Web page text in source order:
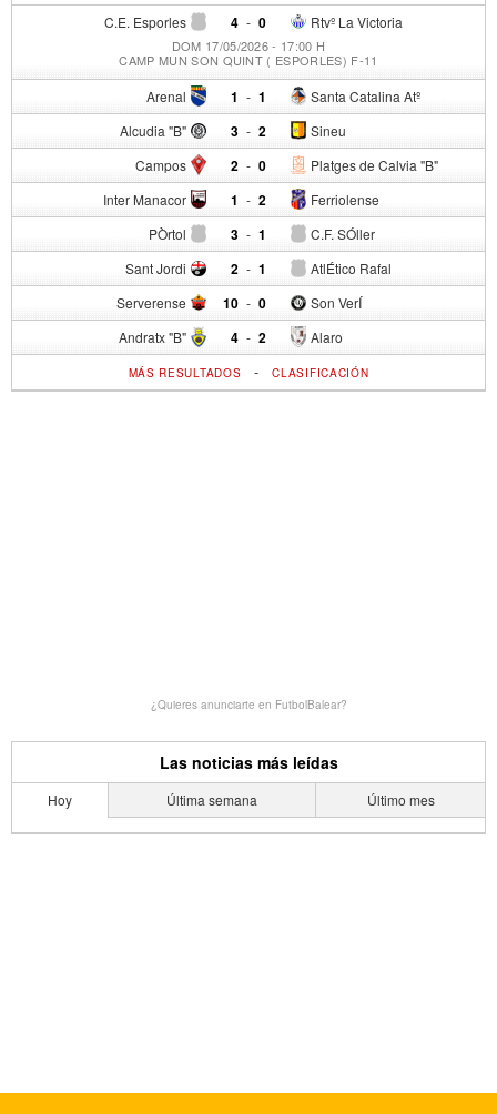
C.E. Esporles 4 - Rtvº La Victoria
0
DOM 17/05/2026 - 17:00 H
CAMP MUN SON QUINT ( ESPORLES) F-11
Arenal 1 - Santa Catalina Atº
1
Alcudia "B" 3 - Sineu
2
Campos 2 - Platges de Calvia "B"
0
Inter Manacor 1 - Ferriolense
2
PÒrtol 3 - C.F. SÓller
1
Sant Jordi 2 - AtlÉtico Rafal
1
Serverense 10 - Son VerÍ
0
Andratx "B" 4 - Alaro
2
MÁS RESULTADOS -CLASIFICACIÓN
¿Quieres anunciarte en FutbolBalear?
Las noticias más leídas
Hoy Última semana Último mes